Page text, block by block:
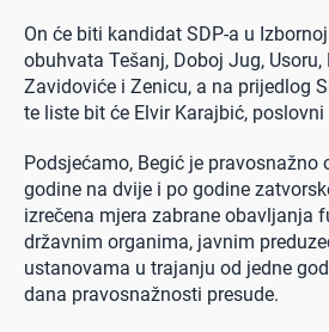
On će biti kandidat SDP-a u
obuhvata Tešanj, Doboj Jug, Usoru,
Zavidoviće i Zenicu, a na prijedlog
te liste bit će Elvir Karajbić, poslovni
Podsjećamo, Begić je pravosnažno
godine na dvije i po godine
izrečena mjera zabrane obavljanja
državnim organima, javnim
ustanovama u trajanju od jedne
dana pravosnažnosti presude.